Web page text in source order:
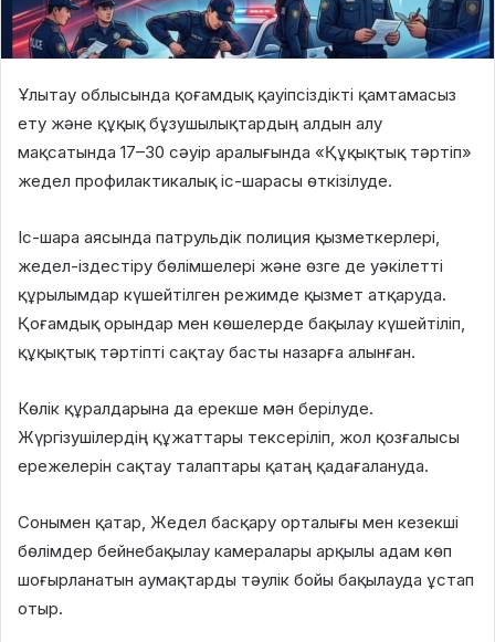
Ұлытау облысында қоғамдық қауіпсіздікті қамтамасыз
ету және құқық бұзушылықтардың алдын алу
мақсатында 17–30 сәуір аралығында «Құқықтық тәртіп»
жедел профилактикалық іс-шарасы өткізілуде.
Іс-шара аясында патрульдік полиция қызметкерлері,
жедел-іздестіру бөлімшелері және өзге де уәкілетті
құрылымдар күшейтілген режимде қызмет атқаруда.
Қоғамдық орындар мен көшелерде бақылау күшейтіліп,
құқықтық тәртіпті сақтау басты назарға алынған.
Көлік құралдарына да ерекше мән берілуде.
Жүргізушілердің құжаттары тексеріліп, жол қозғалысы
ережелерін сақтау талаптары қатаң қадағалануда.
Сонымен қатар, Жедел басқару орталығы мен кезекші
бөлімдер бейнебақылау камералары арқылы адам көп
шоғырланатын аумақтарды тәулік бойы бақылауда ұстап
отыр.